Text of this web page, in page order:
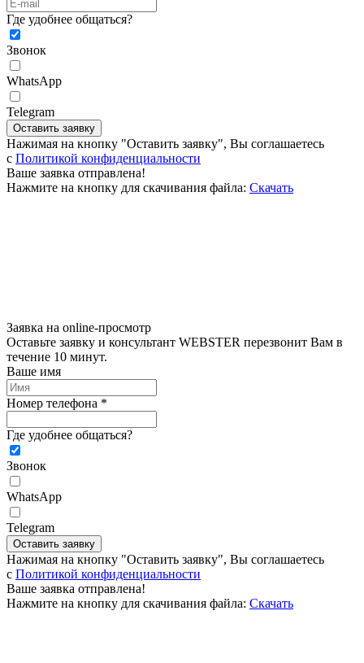
Где удобнее общаться?
Звонок
WhatsApp
Telegram
Оставить заявку
Нажимая на кнопку "Оставить заявку", Вы соглашаетесь
c Политикой конфиденциальности
Ваше заявка отправлена!
Нажмите на кнопку для скачивания файла: Скачать
Заявка на online-просмотр
Оставьте заявку и консультант WEBSTER перезвонит Вам в
течение 10 минут.
Ваше имя
Номер телефона *
Где удобнее общаться?
Звонок
WhatsApp
Telegram
Оставить заявку
Нажимая на кнопку "Оставить заявку", Вы соглашаетесь
c Политикой конфиденциальности
Ваше заявка отправлена!
Нажмите на кнопку для скачивания файла: Скачать